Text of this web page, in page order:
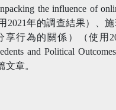
the influence of
用2021年的調查結果）、
行為的關係）（使用
and Political
文章。